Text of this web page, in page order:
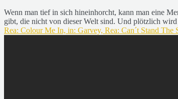
Wenn man tief in sich hineinhorcht, kann man eine
gibt, die nicht von dieser Welt sind. Und plötzlich
Rea: Colour Me In, in: Garvey, Rea: Can´t Stand The